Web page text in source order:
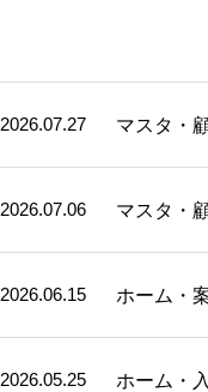
2026.07.27 マスタ・
2026.07.06 マスタ・
2026.06.15 ホーム・
2026.05.25 ホーム・